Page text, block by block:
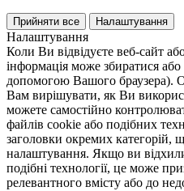
Прийняти все Налаштування
Налаштування
Коли Ви відвідуєте веб-сайт
інформація може збиратися або
допомогою Вашого браузера).
Вам вирішувати, як Ви
можете самостійно
файлів cookie або подібних
заголовки окремих категорій,
налаштування. Якщо ви
подібні технології, це може
релевантного вмісту або до